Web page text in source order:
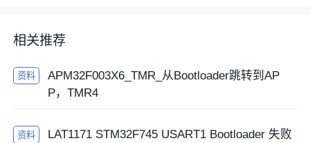
相关推荐
资料
APM32F003X6_TMR_从Bootloader跳转到AP
P，TMR4
资料
LAT1171 STM32F745 USART1 Bootloader 失败